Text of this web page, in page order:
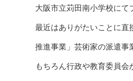
大阪市立苅田南小学校に
最近はありがたいことに直
推進事業」芸術家の派遣事
もちろん行政や教育委員